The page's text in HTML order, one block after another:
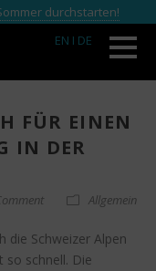
durchstarten!
EN I DE
FÜR EINEN
IN DER
Allgemein
die Schweizer Alpen
so schnell. Die